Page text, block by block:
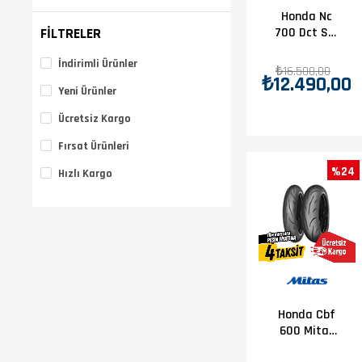
FILTRELER
İndirimli Ürünler
Yeni Ürünler
Ücretsiz Kargo
Fırsat Ürünleri
Hızlı Kargo
Honda Nc
700 Dct S-X
Force +
Lastik
₺12.490,00
₺16.500,00
Honda Cbf
600 Mitas
%24